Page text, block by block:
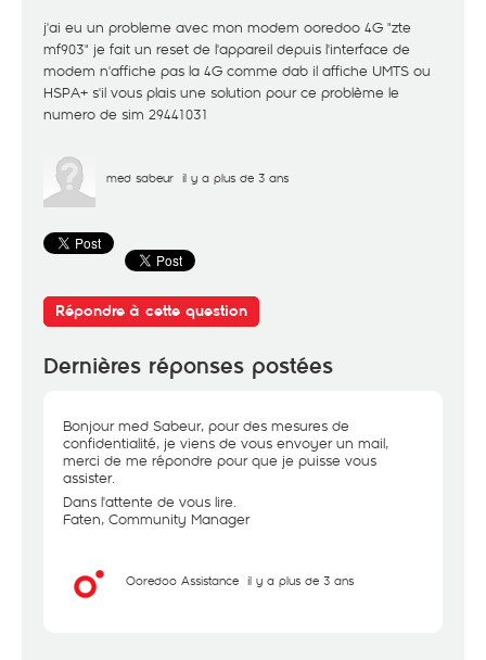
j'ai eu un probleme avec mon modem ooredoo 4G "zte
mf903" je fait un reset de l'appareil depuis l'interface de
modem n'affiche pas la 4G comme dab il affiche UMTS ou
HSPA+ s'il vous plais une solution pour ce problème le
numero de sim 29441031
med sabeur il y a plus de 3 ans
Répondre à cette question
Dernières réponses postées
Bonjour med Sabeur, pour des mesures de
confidentialité, je viens de vous envoyer un mail,
merci de me répondre pour que je puisse vous
assister.
Dans l'attente de vous lire.
Faten, Community Manager
Ooredoo Assistance il y a plus de 3 ans